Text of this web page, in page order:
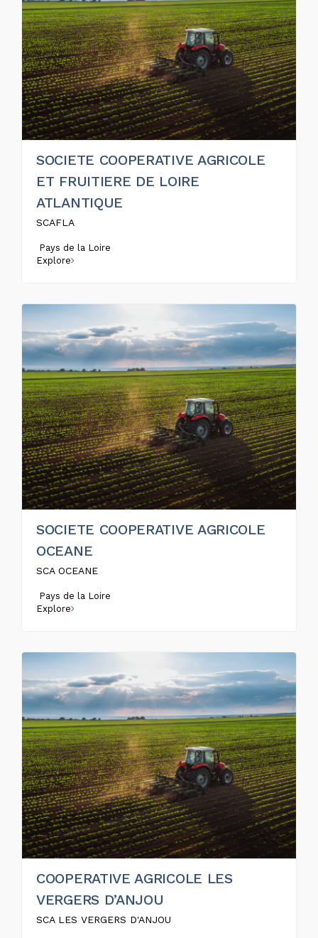
SOCIETE COOPERATIVE AGRICOLE
ET FRUITIERE DE LOIRE
ATLANTIQUE
SCAFLA
Pays de la Loire
Explore
SOCIETE COOPERATIVE AGRICOLE
OCEANE
SCA OCEANE
Pays de la Loire
Explore
COOPERATIVE AGRICOLE LES
VERGERS D’ANJOU
SCA LES VERGERS D'ANJOU